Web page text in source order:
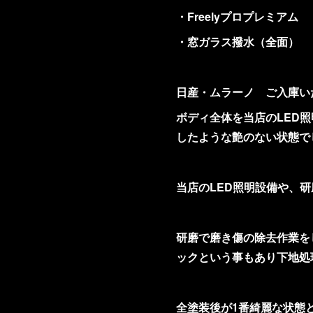
・Freelyプロプレミアム
・窓ガラス撥水（全面）
日産・ムラーノ ご入庫い
ボディ全体を当店のLED
したような艶のない状態
当店のLED照明設備や、
研磨で磨き傷の除去作業
ックという事もあり下地
全塗装後が1番綺麗な状態